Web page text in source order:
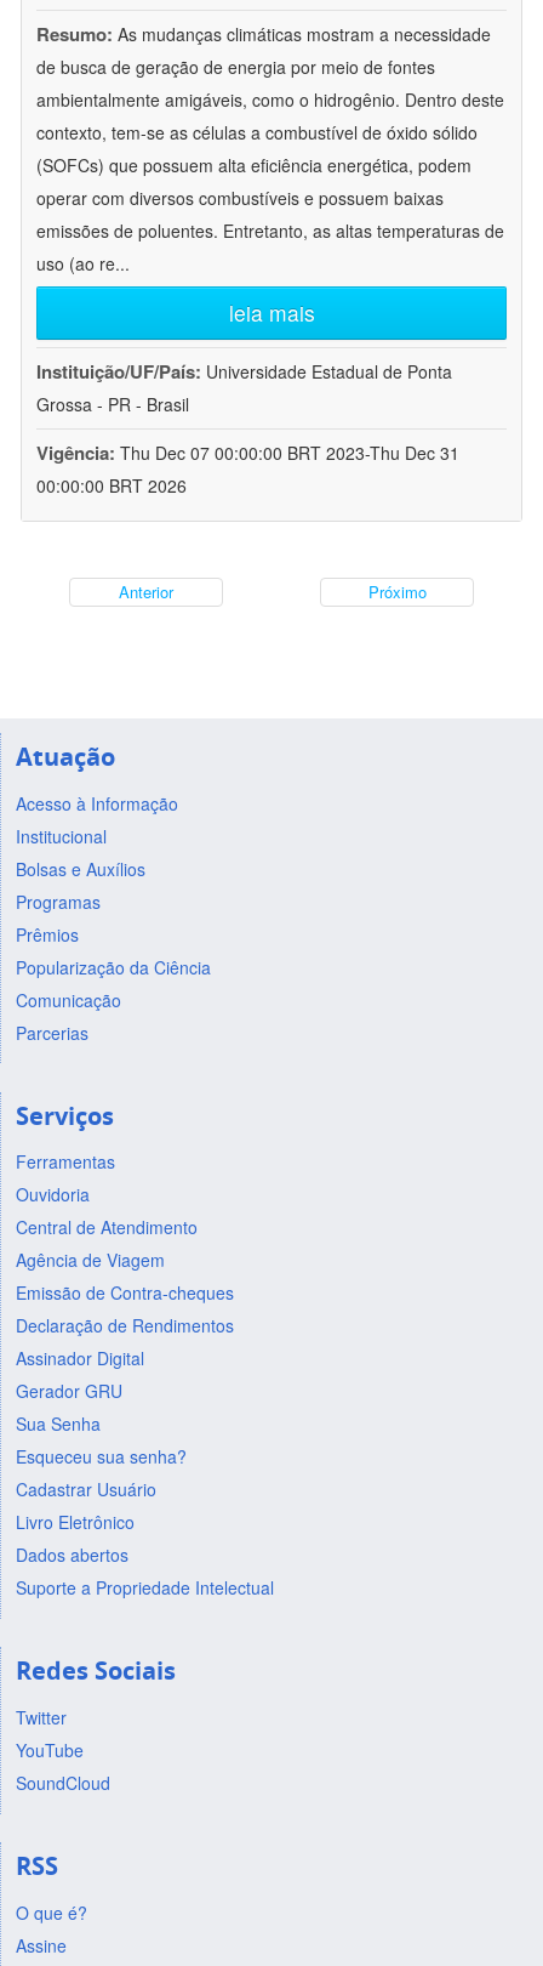
Resumo: As mudanças climáticas mostram a necessidade
de busca de geração de energia por meio de fontes
ambientalmente amigáveis, como o hidrogênio. Dentro deste
contexto, tem-se as células a combustível de óxido sólido
(SOFCs) que possuem alta eficiência energética, podem
operar com diversos combustíveis e possuem baixas
emissões de poluentes. Entretanto, as altas temperaturas de
uso (ao re...
leia mais
Instituição/UF/País: Universidade Estadual de Ponta
Grossa - PR - Brasil
Vigência: Thu Dec 07 00:00:00 BRT 2023-Thu Dec 31
00:00:00 BRT 2026
Anterior Próximo
Atuação
Acesso à Informação
Institucional
Bolsas e Auxílios
Programas
Prêmios
Popularização da Ciência
Comunicação
Parcerias
Serviços
Ferramentas
Ouvidoria
Central de Atendimento
Agência de Viagem
Emissão de Contra-cheques
Declaração de Rendimentos
Assinador Digital
Gerador GRU
Sua Senha
Esqueceu sua senha?
Cadastrar Usuário
Livro Eletrônico
Dados abertos
Suporte a Propriedade Intelectual
Redes Sociais
Twitter
YouTube
SoundCloud
RSS
O que é?
Assine